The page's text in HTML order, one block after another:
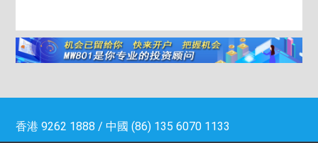
香港 9262 1888 / 中國 (86) 135 6070 1133